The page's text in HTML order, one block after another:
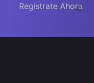
Regístrate Ahora